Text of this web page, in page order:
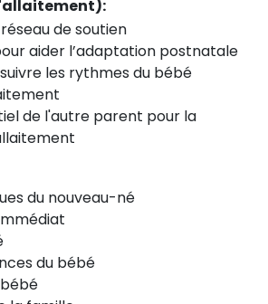
de soutien
aider l’adaptation postnatale
les rythmes du bébé
de l'autre parent pour la
du nouveau-né
du bébé